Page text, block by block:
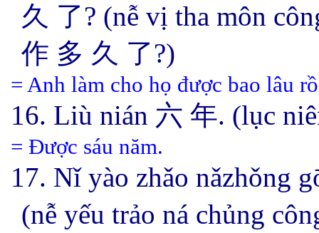
久 了? (nễ vị tha môn
作 多 久 了?)
= Anh làm cho họ được bao lâu
16. Liù nián 六 年. (lục
= Được sáu năm.
17. Nǐ yào zhǎo nǎzhǒng
(nễ yếu trảo ná chủng